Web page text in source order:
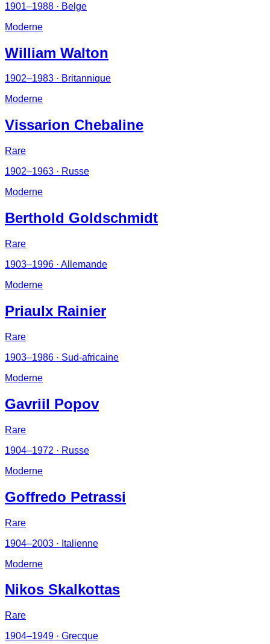
1901–1988 · Belge
Moderne
William Walton
1902–1983 · Britannique
Moderne
Vissarion Chebaline
Rare
1902–1963 · Russe
Moderne
Berthold Goldschmidt
Rare
1903–1996 · Allemande
Moderne
Priaulx Rainier
Rare
1903–1986 · Sud-africaine
Moderne
Gavriil Popov
Rare
1904–1972 · Russe
Moderne
Goffredo Petrassi
Rare
1904–2003 · Italienne
Moderne
Nikos Skalkottas
Rare
1904–1949 · Grecque